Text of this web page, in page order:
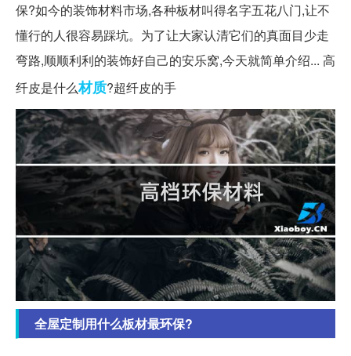
保?如今的装饰材料市场,各种板材叫得名字五花八门,让不
懂行的人很容易踩坑。为了让大家认清它们的真面目少走
弯路,顺顺利利的装饰好自己的安乐窝,今天就简单介绍... 高
纤皮是什么材质?超纤皮的手
全屋定制用什么板材最环保?